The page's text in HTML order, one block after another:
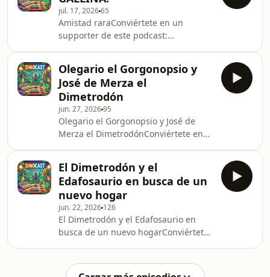
jul. 17, 202665
Amistad raraConviértete en un
supporter de este podcast:
-6050810/support.
Olegario el Gorgonopsio y
José de Merza el
Dimetrodón
jun. 27, 202695
Olegario el Gorgonopsio y José de
Merza el DimetrodónConviértete en
https://www.spreaker.com/podcast/dinolandia-
cuentos-libros-de-dinosaurios-
-6050810/support.
El Dimetrodón y el
Edafosaurio en busca de un
nuevo hogar
jun. 22, 2026 126
El Dimetrodón y el Edafosaurio en
busca de un nuevo hogarConviértete
cuentos-libros-de-dinosaurios-